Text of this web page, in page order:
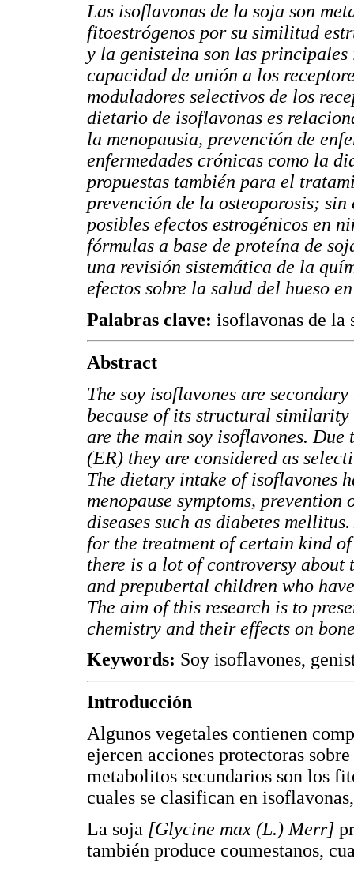
Las isoflavonas de la soja son
fitoestrógenos por su similitud
y la genisteina son las
capacidad de unión a los
moduladores selectivos de los
dietario de isoflavonas es
la menopausia, prevención de
enfermedades crónicas como la
propuestas también para el
prevención de la osteoporosis;
posibles efectos estrogénicos en
fórmulas a base de proteína de
una revisión sistemática de la
efectos sobre la salud del hueso
Palabras clave: isoflavonas de la
Abstract
The soy isoflavones are
because of its structural
are the main soy isoflavones.
(ER) they are considered as
The dietary intake of isoflavones
menopause symptoms,
diseases such as diabetes
for the treatment of certain kind
there is a lot of controversy about
and prepubertal children who
The aim of this research is to
chemistry and their effects on
Keywords: Soy isoflavones,
Introducción
Algunos vegetales contienen
ejercen acciones protectoras
metabolitos secundarios son los
cuales se clasifican en
La soja [Glycine max (L.) Merr]
también produce coumestanos,